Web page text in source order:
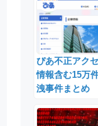
ぴあ不正アク
情報含む15万
洩事件まとめ